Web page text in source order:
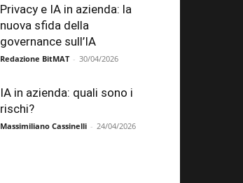
Privacy e IA in azienda: la
nuova sfida della
governance sull’IA
Redazione BitMAT - 30/04/2026
IA in azienda: quali sono i
rischi?
Massimiliano Cassinelli - 24/04/2026